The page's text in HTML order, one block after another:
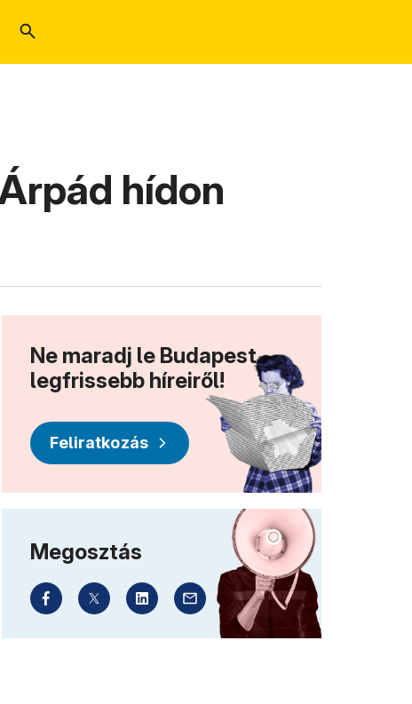
hídon
Ne maradj le Budapest
legfrissebb híreiről!
Feliratkozás
Megosztás